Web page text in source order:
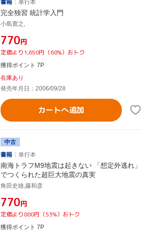
書籍 単行本
完全独習 統計学入門
小島寛之,
¥770円
定価より1,650円（68%）おトク
獲得ポイント 7P
在庫あり
発売年月日：2006/09/28
カートへ追加
中古
書籍
単行本
南海トラフM9地震は起きない 「想定外逃れ」
でつくられた超巨大地震の真実
角田史雄,藤和彦
¥770円
定価より880円（53%）おトク
獲得ポイント 7P